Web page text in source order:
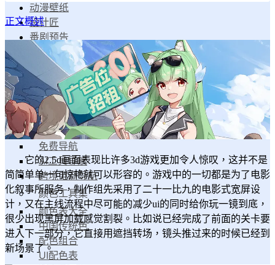
动漫壁纸
设计匠
番剧预告
漫物工坊
漫家人
工具集
导航工具集
设计导航
素材导航
免费导航
AI工具导航
跨境电商导航
颜色工具集
颜色表大全
中国传统色
配色组合
UI配色表
正文概述
它的2.5d画面表现比许多3d游戏更加令人惊叹，这并不是
简简单单一句惊艳就可以形容的。游戏中的一切都是为了电影
化叙事所服务，制作组先采用了二十一比九的电影式宽屏设
计，又在主线流程中尽可能的减少ui的同时给你玩一镜到底，
很少出现黑屏加载感觉割裂。比如说已经完成了前面的关卡要
进入下一部分，它直接用遮挡转场，镜头推过来的时候已经到
新场景了。